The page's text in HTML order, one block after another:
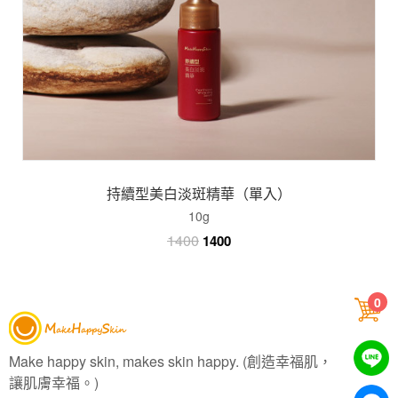
0
持續型美白淡斑精華（單入）
10g
1400 1400
Make happy skin, makes skin happy. (創造幸福肌，
讓肌膚幸福。)